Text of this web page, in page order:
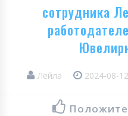
сотрудника
Лейла 2024-08-